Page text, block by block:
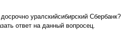
уралскийсибирский Сбербанк?
ответ на данный вопросец.